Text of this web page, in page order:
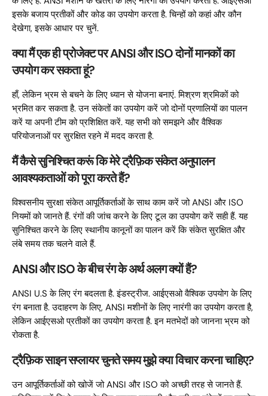
इसके बजाय प्रतीकों और कोड का उपयोग करता है. चिन्हों को कहां और कौन
देखेगा, इसके आधार पर चुनें.
क्या मैं एक ही प्रोजेक्ट पर ANSI और ISO दोनों मानकों का
उपयोग कर सकता हूं?
हाँ, लेकिन भ्रम से बचने के लिए ध्यान से योजना बनाएं. मिश्रण श्रमिकों को
भ्रमित कर सकता है. उन संकेतों का उपयोग करें जो दोनों प्रणालियों का पालन
करें या अपनी टीम को प्रशिक्षित करें. यह सभी को समझने और वैश्विक
परियोजनाओं पर सुरक्षित रहने में मदद करता है.
मैं कैसे सुनिश्चित करूं कि मेरे ट्रैफ़िक संकेत अनुपालन
आवश्यकताओं को पूरा करते हैं?
विश्वसनीय सुरक्षा संकेत आपूर्तिकर्ताओं के साथ काम करें जो ANSI और ISO
नियमों को जानते हैं. रंगों की जांच करने के लिए टूल का उपयोग करें सही हैं. यह
सुनिश्चित करने के लिए स्थानीय कानूनों का पालन करें कि संकेत सुरक्षित और
लंबे समय तक चलने वाले हैं.
ANSI और ISO के बीच रंग के अर्थ अलग क्यों हैं?
ANSI U.S के लिए रंग बदलता है. इंडस्ट्रीज. आईएसओ वैश्विक उपयोग के लिए
रंग बनाता है. उदाहरण के लिए, ANSI मशीनों के लिए नारंगी का उपयोग करता है,
लेकिन आईएसओ प्रतीकों का उपयोग करता है. इन मतभेदों को जानना भ्रम को
रोकता है.
ट्रैफ़िक साइन सप्लायर चुनते समय मुझे क्या विचार करना चाहिए?
उन आपूर्तिकर्ताओं को खोजें जो ANSI और ISO को अच्छी तरह से जानते हैं.